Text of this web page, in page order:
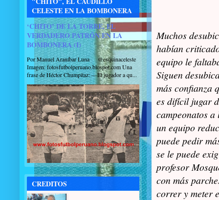
Muchos
habían
equipo le
Siguen
más confianza
es difícil jugar
campeonatos a
un equipo
puede pedir
se le puede
profesor
con más
correr y meter
CELESTE EN LA BOMBONERA
‘CHITO’ DE LA TORRE, EL
VERDADERO PATRÓN EN LA
BOMBONERA (I)
Por Manuel Araníbar Luna @esquinaceleste
Imagen: fotosfutbolperuano.blospot.com Una
frase de Héctor Chumpitaz: —El jugador a qu...
CREDITOS